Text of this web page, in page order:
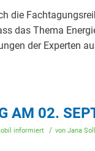
die
das Thema
der Experten
AM 02.
informiert / von Jana Soll